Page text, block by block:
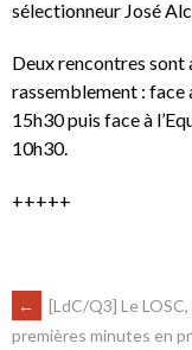
sélectionneur José
Deux rencontres
rassemblement : face
15h30 puis face à
10h30.
+++++
←
[LdC/Q3] Le LOSC,
premières minutes en